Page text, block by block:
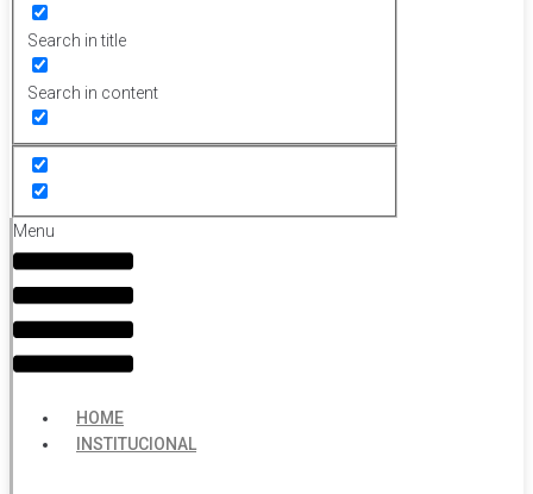
Search in title
Search in content
Menu
HOME
INSTITUCIONAL